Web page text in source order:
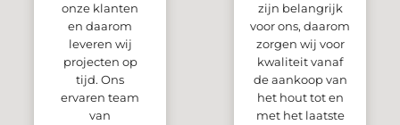
onze klanten
en daarom
leveren wij
projecten op
tijd. Ons
ervaren team
van
zijn belangrijk
voor ons, daarom
zorgen wij voor
kwaliteit vanaf
de aankoop van
het hout tot en
met het laatste